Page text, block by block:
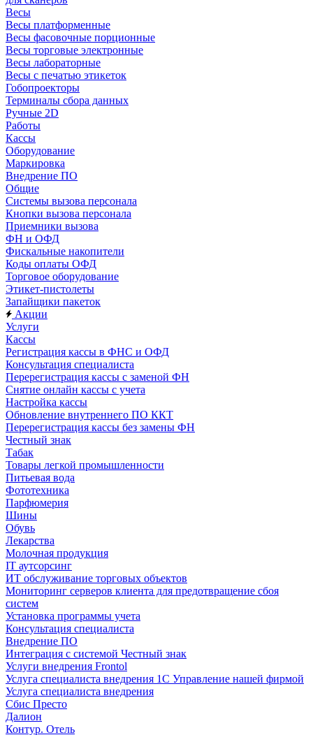
Весы
Весы платформенные
Весы фасовочные порционные
Весы торговые электронные
Весы лабораторные
Весы с печатью этикеток
Гобопроекторы
Терминалы сбора данных
Ручные 2D
Работы
Кассы
Оборудование
Маркировка
Внедрение ПО
Общие
Системы вызова персонала
Кнопки вызова персонала
Приемники вызова
ФН и ОФД
Фискальные накопители
Коды оплаты ОФД
Торговое оборудование
Этикет-пистолеты
Запайщики пакеток
Акции
Услуги
Кассы
Регистрация кассы в ФНС и ОФД
Консультация специалиста
Перерегистрация кассы с заменой ФН
Снятие онлайн кассы с учета
Настройка кассы
Обновление внутреннего ПО ККТ
Перерегистрация кассы без замены ФН
Честный знак
Табак
Товары легкой промышленности
Питьевая вода
Фототехника
Парфюмерия
Шины
Обувь
Лекарства
Молочная продукция
IT аутсорсинг
ИТ обслуживание торговых объектов
Мониторинг серверов клиента для предотвращение сбоя
систем
Установка программы учета
Консультация специалиста
Внедрение ПО
Интеграция с системой Честный знак
Услуги внедрения Frontol
Услуга специалиста внедрения 1С Управление нашей фирмой
Услуга специалиста внедрения
Сбис Престо
Далион
Контур. Отель